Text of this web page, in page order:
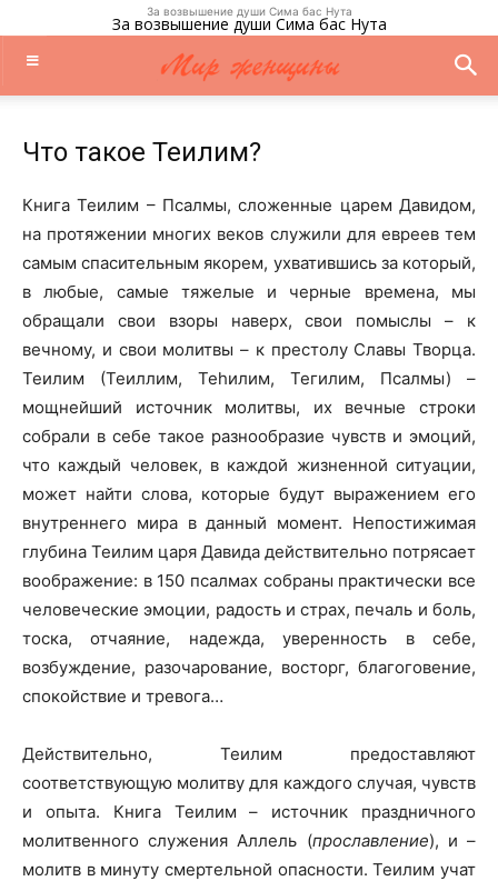
За возвышение души Сима бас Нута
За возвышение души Сима бас Нута
Что такое Теилим?
Книга Теилим – Псалмы, сложенные царем Давидом,
на протяжении многих веков служили для евреев тем
самым спасительным якорем, ухватившись за который,
в любые, самые тяжелые и черные времена, мы
обращали свои взоры наверх, свои помыслы – к
вечному, и свои молитвы – к престолу Славы Творца.
Теилим (Теиллим, Теhилим, Тегилим, Псалмы) –
мощнейший источник молитвы, их вечные строки
собрали в себе такое разнообразие чувств и эмоций,
что каждый человек, в каждой жизненной ситуации,
может найти слова, которые будут выражением его
внутреннего мира в данный момент. Непостижимая
глубина Теилим царя Давида действительно потрясает
воображение: в 150 псалмах собраны практически все
человеческие эмоции, радость и страх, печаль и боль,
тоска, отчаяние, надежда, уверенность в себе,
возбуждение, разочарование, восторг, благоговение,
спокойствие и тревога…
Действительно, Теилим предоставляют
соответствующую молитву для каждого случая, чувств
и опыта. Книга Теилим – источник праздничного
молитвенного служения Аллель (прославление), и –
молитв в минуту смертельной опасности. Теилим учат